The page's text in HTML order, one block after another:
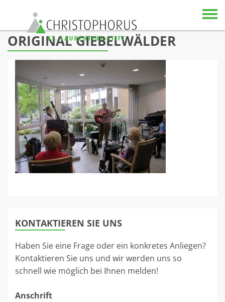
Skip to content
ORIGINAL GIEBELWÄLDER
KONTAKTIEREN SIE UNS
Haben Sie eine Frage oder ein konkretes Anliegen?
Kontaktieren Sie uns und wir werden uns so
schnell wie möglich bei Ihnen melden!
Anschrift